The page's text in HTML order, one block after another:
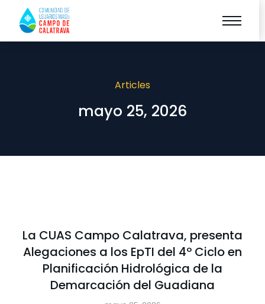
Articles
mayo 25, 2026
La CUAS Campo Calatrava, presenta
Alegaciones a los EpTI del 4º Ciclo en
Planificación Hidrológica de la
Demarcación del Guadiana